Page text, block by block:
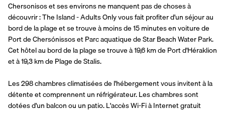
Chersonisos et ses environs ne manquent pas de choses à
découvrir : The Island - Adults Only vous fait profiter d'un séjour au
bord de la plage et se trouve à moins de 15 minutes en voiture de
Port de Chersónissos et Parc aquatique de Star Beach Water Park.
Cet hôtel au bord de la plage se trouve à 19,6 km de Port d'Héraklion
et à 19,3 km de Plage de Stalis.
Les 298 chambres climatisées de l'hébergement vous invitent à la
détente et comprennent un réfrigérateur. Les chambres sont
dotées d'un balcon ou un patio. L'accès Wi-Fi à Internet gratuit